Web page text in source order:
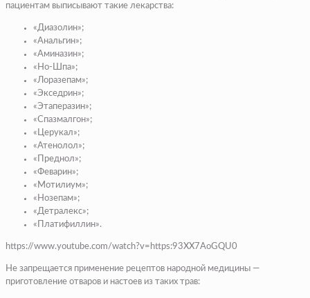
пациентам выписывают такие лекарства:
«Диазолин»;
«Анальгин»;
«Аминазин»;
«Но-Шпа»;
«Лоразепам»;
«Экседрин»;
«Этаперазин»;
«Спазмалгон»;
«Церукал»;
«Атенолол»;
«Преднол»;
«Феварин»;
«Мотилиум»;
«Нозепам»;
«Детралекс»;
«Платифиллин».
https://www.youtube.com/watch?v=https:93XX7AoGQU0
Не запрещается применение рецептов народной медицины —
приготовление отваров и настоев из таких трав: